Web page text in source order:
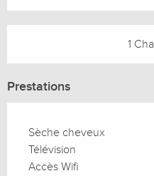
1
Prestations
Sèche cheveux
Télévision
Accès Wifi